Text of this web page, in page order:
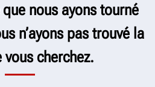
nous ayons tourné
n’ayons pas trouvé la
vous cherchez.